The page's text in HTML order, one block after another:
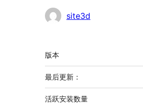
贡
site3d
额
外
信
息
版本
最后更新：
活跃安装数量